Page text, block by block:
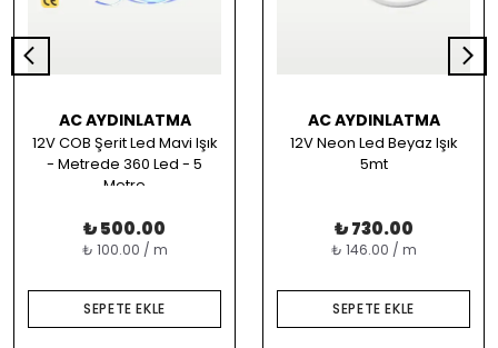
AC AYDINLATMA
12V COB Şerit Led Mavi Işık
- Metrede 360 Led - 5
Metre
₺ 500.00
₺ 100.00 / m
SEPETE EKLE
AC AYDINLATMA
12V Neon Led Beyaz Işık
5mt
₺ 730.00
₺ 146.00 / m
SEPETE EKLE